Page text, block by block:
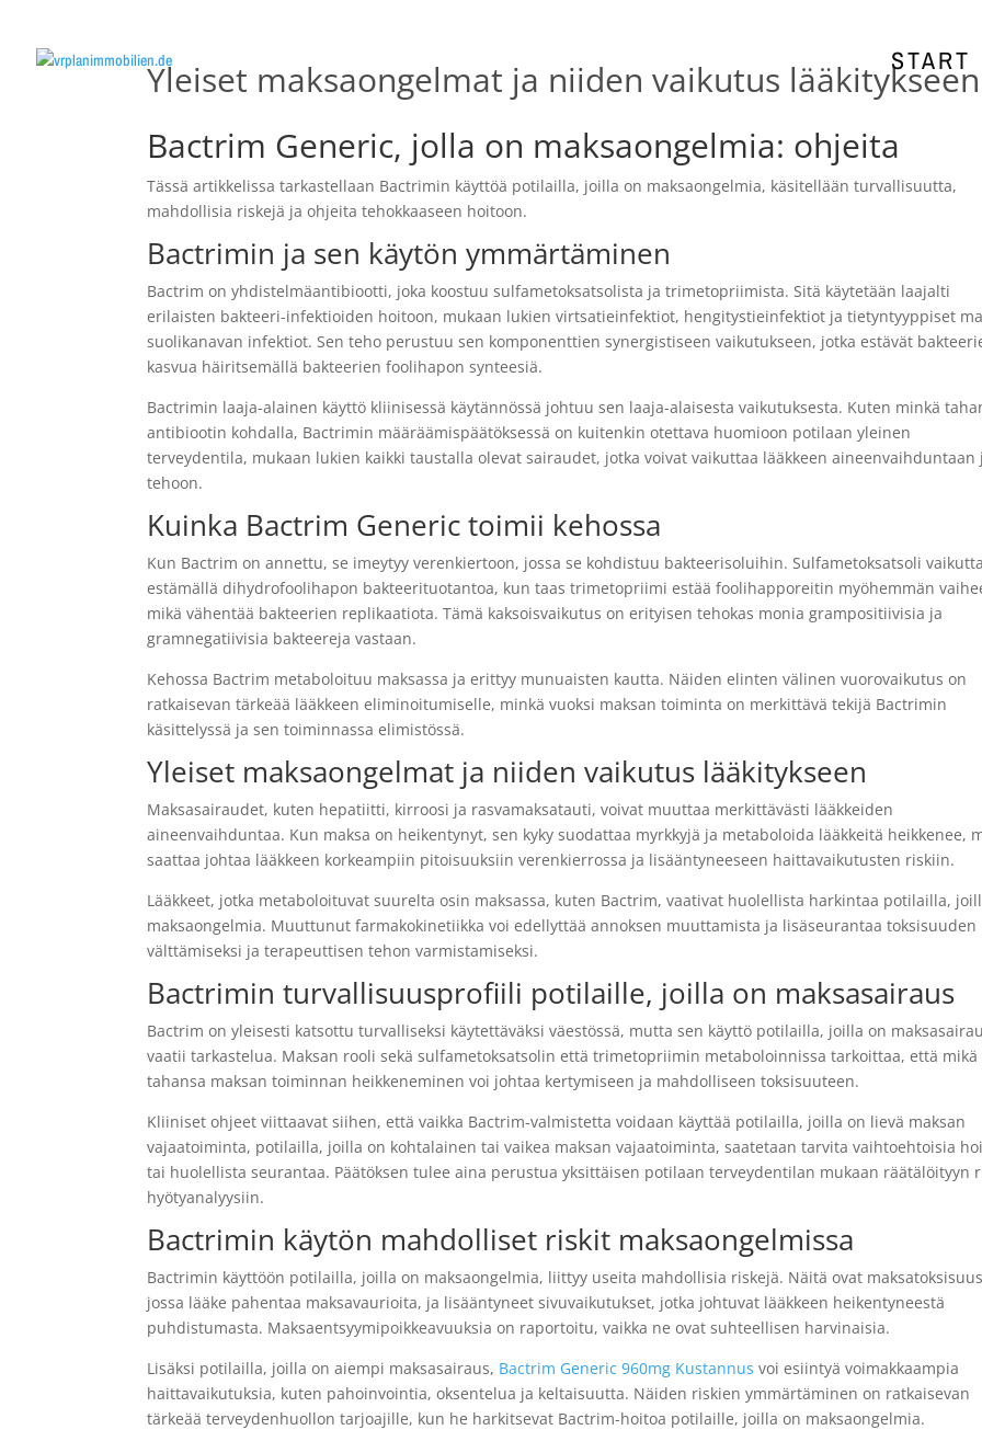
START
Yleiset maksaongelmat ja niiden vaikutus lääkitykseen
Bactrim Generic, jolla on maksaongelmia: ohjeita
Tässä artikkelissa tarkastellaan Bactrimin käyttöä potilailla, joilla on maksaongelmia, käsitellään turvallisuutta,
mahdollisia riskejä ja ohjeita tehokkaaseen hoitoon.
Bactrimin ja sen käytön ymmärtäminen
Bactrim on yhdistelmäantibiootti, joka koostuu sulfametoksatsolista ja trimetopriimista. Sitä käytetään laajalti
erilaisten bakteeri-infektioiden hoitoon, mukaan lukien virtsatieinfektiot, hengitystieinfektiot ja tietyntyyppiset
suolikanavan infektiot. Sen teho perustuu sen komponenttien synergistiseen vaikutukseen, jotka estävät
kasvua häiritsemällä bakteerien foolihapon synteesiä.
Bactrimin laaja-alainen käyttö kliinisessä käytännössä johtuu sen laaja-alaisesta vaikutuksesta. Kuten minkä
antibiootin kohdalla, Bactrimin määräämispäätöksessä on kuitenkin otettava huomioon potilaan yleinen
terveydentila, mukaan lukien kaikki taustalla olevat sairaudet, jotka voivat vaikuttaa lääkkeen aineenvaihduntaan
tehoon.
Kuinka Bactrim Generic toimii kehossa
Kun Bactrim on annettu, se imeytyy verenkiertoon, jossa se kohdistuu bakteerisoluihin. Sulfametoksatsoli
estämällä dihydrofoolihapon bakteerituotantoa, kun taas trimetopriimi estää foolihapporeitin myöhemmän
mikä vähentää bakteerien replikaatiota. Tämä kaksoisvaikutus on erityisen tehokas monia grampositiivisia ja
gramnegatiivisia bakteereja vastaan.
Kehossa Bactrim metaboloituu maksassa ja erittyy munuaisten kautta. Näiden elinten välinen vuorovaikutus on
ratkaisevan tärkeää lääkkeen eliminoitumiselle, minkä vuoksi maksan toiminta on merkittävä tekijä Bactrimin
käsittelyssä ja sen toiminnassa elimistössä.
Yleiset maksaongelmat ja niiden vaikutus lääkitykseen
Maksasairaudet, kuten hepatiitti, kirroosi ja rasvamaksatauti, voivat muuttaa merkittävästi lääkkeiden
aineenvaihduntaa. Kun maksa on heikentynyt, sen kyky suodattaa myrkkyjä ja metaboloida lääkkeitä heikkenee,
saattaa johtaa lääkkeen korkeampiin pitoisuuksiin verenkierrossa ja lisääntyneeseen haittavaikutusten riskiin.
Lääkkeet, jotka metaboloituvat suurelta osin maksassa, kuten Bactrim, vaativat huolellista harkintaa potilailla,
maksaongelmia. Muuttunut farmakokinetiikka voi edellyttää annoksen muuttamista ja lisäseurantaa toksisuuden
välttämiseksi ja terapeuttisen tehon varmistamiseksi.
Bactrimin turvallisuusprofiili potilaille, joilla on maksasairaus
Bactrim on yleisesti katsottu turvalliseksi käytettäväksi väestössä, mutta sen käyttö potilailla, joilla on
vaatii tarkastelua. Maksan rooli sekä sulfametoksatsolin että trimetopriimin metaboloinnissa tarkoittaa, että mikä
tahansa maksan toiminnan heikkeneminen voi johtaa kertymiseen ja mahdolliseen toksisuuteen.
Kliiniset ohjeet viittaavat siihen, että vaikka Bactrim-valmistetta voidaan käyttää potilailla, joilla on lievä maksan
vajaatoiminta, potilailla, joilla on kohtalainen tai vaikea maksan vajaatoiminta, saatetaan tarvita vaihtoehtoisia
tai huolellista seurantaa. Päätöksen tulee aina perustua yksittäisen potilaan terveydentilan mukaan räätälöityyn
hyötyanalyysiin.
Bactrimin käytön mahdolliset riskit maksaongelmissa
Bactrimin käyttöön potilailla, joilla on maksaongelmia, liittyy useita mahdollisia riskejä. Näitä ovat
jossa lääke pahentaa maksavaurioita, ja lisääntyneet sivuvaikutukset, jotka johtuvat lääkkeen heikentyneestä
puhdistumasta. Maksaentsyymipoikkeavuuksia on raportoitu, vaikka ne ovat suhteellisen harvinaisia.
Lisäksi potilailla, joilla on aiempi maksasairaus, Bactrim Generic 960mg Kustannus voi esiintyä voimakkaampia
haittavaikutuksia, kuten pahoinvointia, oksentelua ja keltaisuutta. Näiden riskien ymmärtäminen on ratkaisevan
tärkeää terveydenhuollon tarjoajille, kun he harkitsevat Bactrim-hoitoa potilaille, joilla on maksaongelmia.